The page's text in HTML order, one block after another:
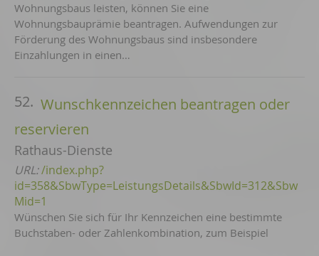
Wohnungsbaus leisten, können Sie eine
Wohnungsbauprämie beantragen. Aufwendungen zur
Förderung des Wohnungsbaus sind insbesondere
Einzahlungen in einen…
52. Wunschkennzeichen beantragen oder
reservieren
Rathaus-Dienste
URL:/index.php?
id=358&SbwType=LeistungsDetails&SbwId=312&Sbw
Mid=1
Wünschen Sie sich für Ihr Kennzeichen eine bestimmte
Buchstaben- oder Zahlenkombination, zum Beispiel